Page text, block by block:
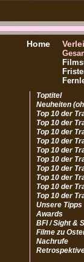
Home
Toptitel
Neuheiten
Top 10 der
Top 10 der
Top 10 der
Top 10 der
Top 10 der
Top 10 der
Top 10 der
Top 10 der
Top 10 der
Top 10 der
Unsere Tipps
Awards
BFI / Sight &
Filme zu
Nachrufe